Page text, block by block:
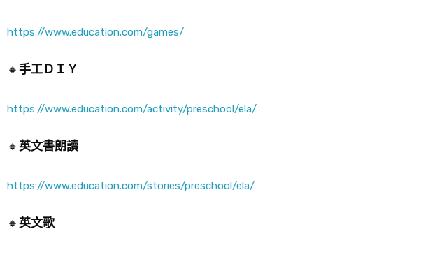
https://www.education.com/games/
🔸 手工ＤＩＹ
https://www.education.com/activity/preschool/ela/
🔸 英文書朗讀
https://www.education.com/stories/preschool/ela/
🔸 英文歌